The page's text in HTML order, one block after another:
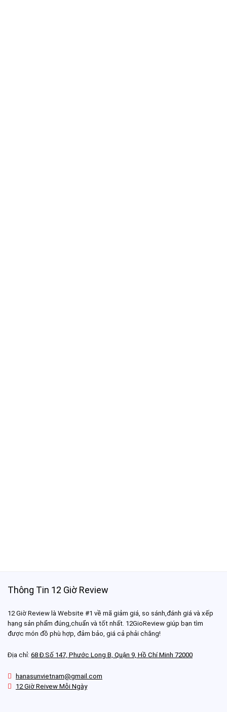
Thông Tin 12 Giờ Review
12 Giờ Review là Website #1 về mã giảm giá, so sánh,đánh giá và xếp
hạng sản phẩm đúng,chuẩn và tốt nhất. 12GioReview giúp bạn tìm
được món đồ phù hợp, đảm bảo, giá cả phải chăng!
Địa chỉ: 68 Đ.Số 147, Phước Long B, Quận 9, Hồ Chí Minh 72000
hanasunvietnam@gmail.com
12 Giờ Reivew Mỗi Ngày